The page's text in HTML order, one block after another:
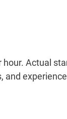
Actual
and